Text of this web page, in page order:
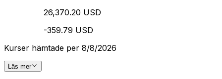
26,370.20 USD
-359.79 USD
Kurser hämtade per 8/8/2026
Läs mer